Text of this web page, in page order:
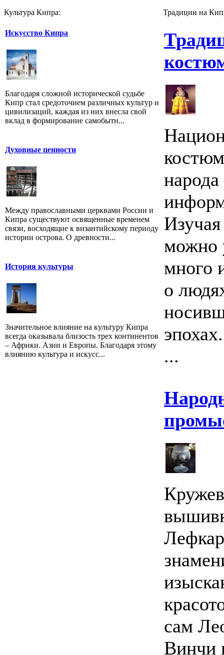
Культура Кипра:
Искусство Кипра
Благодаря сложной исторической судьбе
Кипр стал средоточием различных культур и
цивилизаций, каждая из них внесла свой
вклад в формирование самобытн...
Духовные ценности
Между православными церквами России и
Кипра существуют освященные временем
связи, восходящие к византийскому периоду
истории острова. О древности...
История культуры
Значительное влияние на культуру Кипра
всегда оказывала близость трех континентов
– Африки. Азии и Европы. Благодаря этому
влиянию культура и искусс...
Традиции на
можно
много
о
...
сам
Винчи